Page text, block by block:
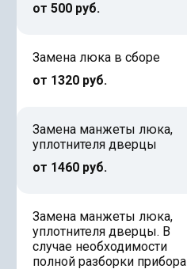
от 500 руб.
Замена люка в сборе
от 1320 руб.
Замена манжеты люка,
уплотнителя дверцы
от 1460 руб.
Замена манжеты люка,
уплотнителя дверцы. В
случае необходимости
полной разборки прибора